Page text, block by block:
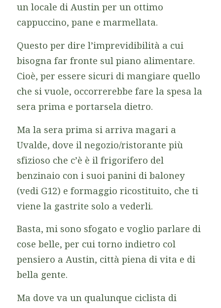
un locale di Austin per un ottimo
cappuccino, pane e marmellata.
Questo per dire l’imprevidibilità a cui
bisogna far fronte sul piano alimentare.
Cioè, per essere sicuri di mangiare quello
che si vuole, occorrerebbe fare la spesa la
sera prima e portarsela dietro.
Ma la sera prima si arriva magari a
Uvalde, dove il negozio/ristorante più
sfizioso che c’è è il frigorifero del
benzinaio con i suoi panini di baloney
(vedi G12) e formaggio ricostituito, che ti
viene la gastrite solo a vederli.
Basta, mi sono sfogato e voglio parlare di
cose belle, per cui torno indietro col
pensiero a Austin, città piena di vita e di
bella gente.
Ma dove va un qualunque ciclista di